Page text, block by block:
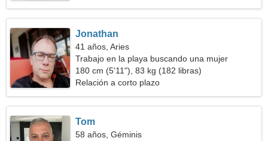
Jonathan
41 años, Aries
Trabajo en la playa buscando una mujer
capacitada
180 cm (5'11"), 83 kg (182 libras)
Relación a corto plazo
Tom
58 años, Géminis